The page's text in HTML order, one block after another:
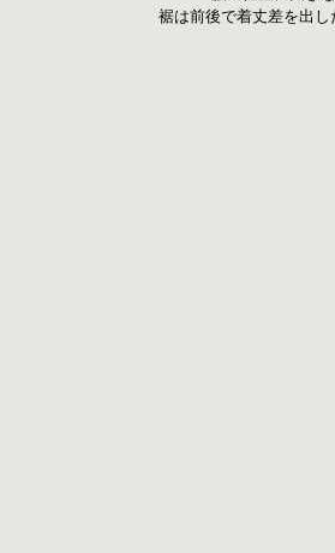
裾は前後で着丈差を出